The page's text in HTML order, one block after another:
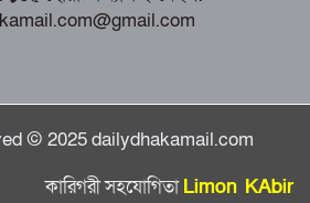
© 2025 dailydhakamail.com
কারিগরী সহযোগিতাLimon KAbir